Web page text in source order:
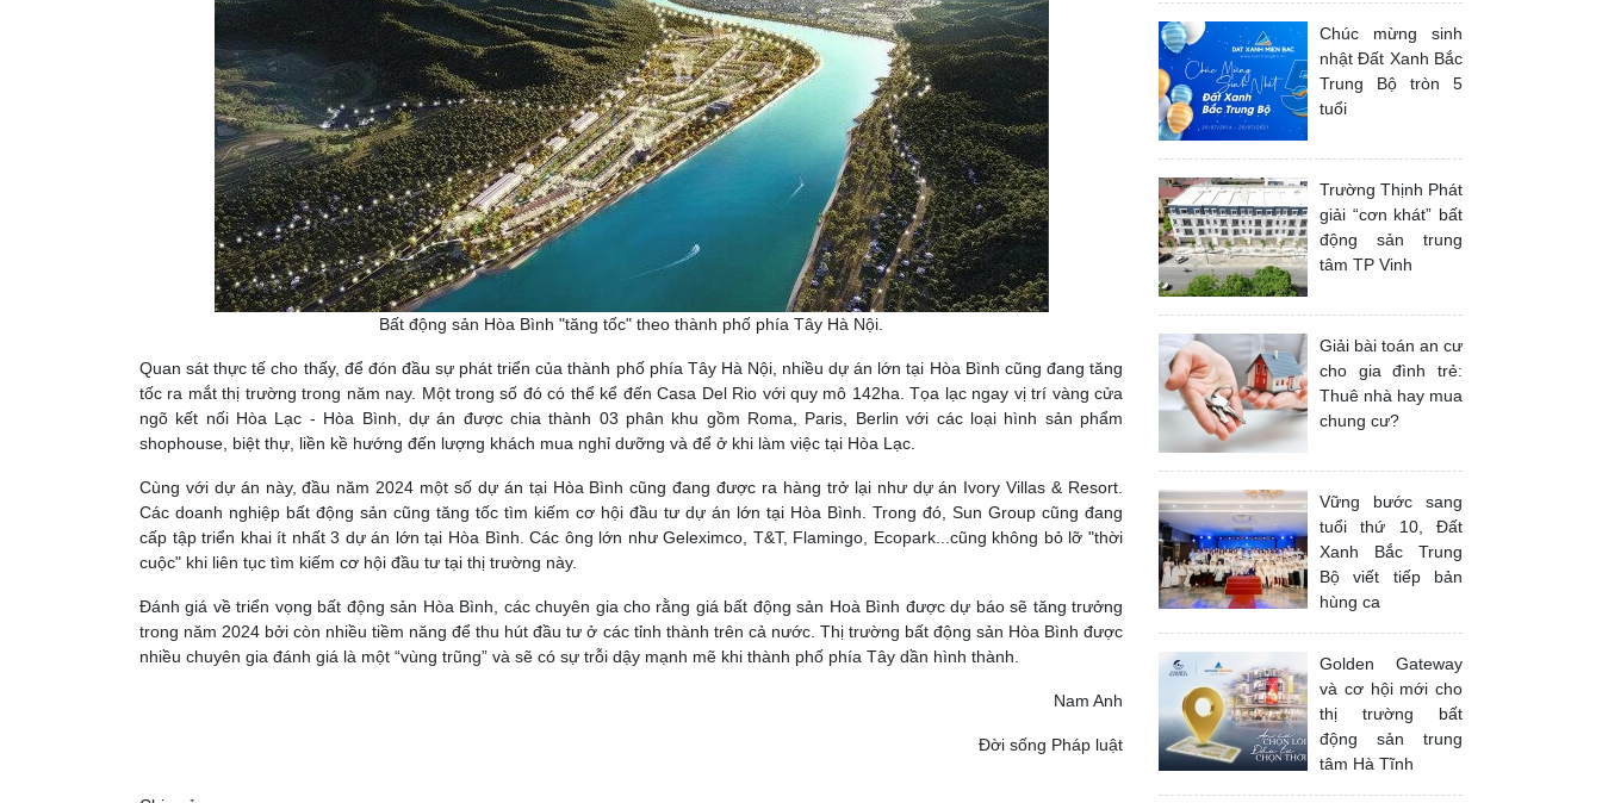
Bất động sản Hòa Bình "tăng tốc" theo thành phố phía Tây Hà Nội.
Quan sát thực tế cho thấy, để đón đầu sự phát triển của thành phố phía Tây Hà Nội, nhiều dự án lớn tại Hòa Bình cũng đang tăng
tốc ra mắt thị trường trong năm nay. Một trong số đó có thể kể đến Casa Del Rio với quy mô 142ha. Tọa lạc ngay vị trí vàng cửa
ngõ kết nối Hòa Lạc - Hòa Bình, dự án được chia thành 03 phân khu gồm Roma, Paris, Berlin với các loại hình sản phẩm
shophouse, biệt thự, liền kề hướng đến lượng khách mua nghỉ dưỡng và để ở khi làm việc tại Hòa Lạc.
Cùng với dự án này, đầu năm 2024 một số dự án tại Hòa Bình cũng đang được ra hàng trở lại như dự án Ivory Villas & Resort.
Các doanh nghiệp bất động sản cũng tăng tốc tìm kiếm cơ hội đầu tư dự án lớn tại Hòa Bình. Trong đó, Sun Group cũng đang
cấp tập triển khai ít nhất 3 dự án lớn tại Hòa Bình. Các ông lớn như Geleximco, T&T, Flamingo, Ecopark...cũng không bỏ lỡ "thời
cuộc" khi liên tục tìm kiếm cơ hội đầu tư tại thị trường này.
Đánh giá về triển vọng bất động sản Hòa Bình, các chuyên gia cho rằng giá bất động sản Hoà Bình được dự báo sẽ tăng trưởng
trong năm 2024 bởi còn nhiều tiềm năng để thu hút đầu tư ở các tỉnh thành trên cả nước. Thị trường bất động sản Hòa Bình được
nhiều chuyên gia đánh giá là một “vùng trũng” và sẽ có sự trỗi dậy mạnh mẽ khi thành phố phía Tây dần hình thành.
Nam Anh
Đời sống Pháp luật
Chúc mừng sinh
nhật Đất Xanh Bắc
Trung Bộ tròn 5
tuổi
Trường Thịnh Phát
giải “cơn khát” bất
động sản trung
tâm TP Vinh
Giải bài toán an cư
cho gia đình trẻ:
Thuê nhà hay mua
chung cư?
Vững bước sang
tuổi thứ 10, Đất
Xanh Bắc Trung
Bộ viết tiếp bản
hùng ca
Golden Gateway
và cơ hội mới cho
thị trường bất
động sản trung
tâm Hà Tĩnh